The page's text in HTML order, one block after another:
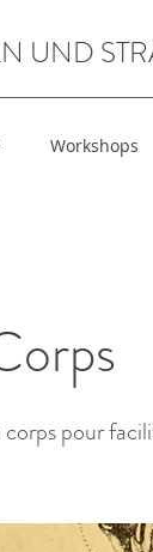
UND
Workshops
pour